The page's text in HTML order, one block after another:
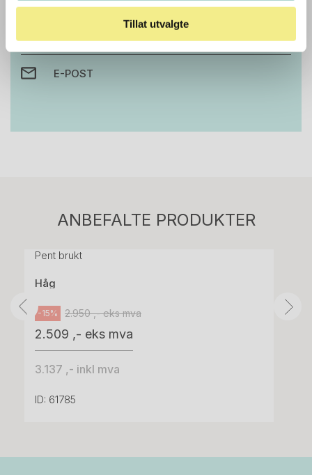
Tillat utvalgte
E-POST
ANBEFALTE PRODUKTER
H05 5600 Swingback-armlene Mørk
Pent brukt
Håg
-15% 2.950 ,- eks mva
2.509 ,- eks mva
3.137 ,- inkl mva
ID: 61785